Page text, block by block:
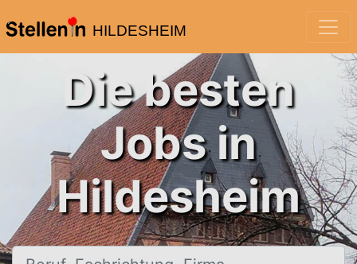
HILDESHEIM
Die besten
Jobs in
Hildesheim
Beruf, Fachrichtung, Firma